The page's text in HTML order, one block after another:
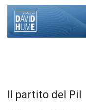
Il partito del Pil